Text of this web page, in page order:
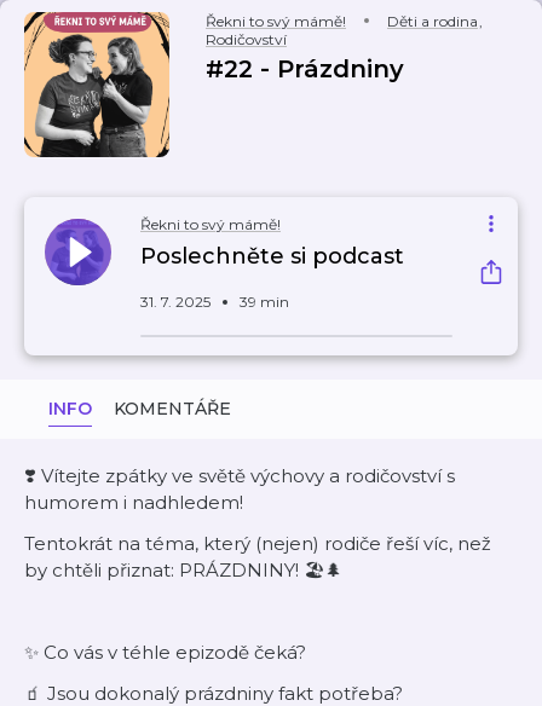
Řekni to svý mámě! Děti a rodina,
Rodičovství
#22 - Prázdniny
Řekni to svý mámě!
Poslechněte si podcast
31. 7. 2025 39 min
INFO KOMENTÁŘE
❣️ Vítejte zpátky ve světě výchovy a rodičovství s
humorem i nadhledem!
Tentokrát na téma, který (nejen) rodiče řeší víc, než
by chtěli přiznat: PRÁZDNINY! 🏖️🌲
✨ Co vás v téhle epizodě čeká?
🧃 Jsou dokonalý prázdniny fakt potřeba?